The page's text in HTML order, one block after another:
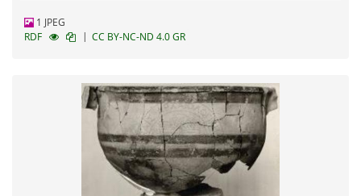
1 JPEG
RDF
| CC BY-NC-ND 4.0 GR